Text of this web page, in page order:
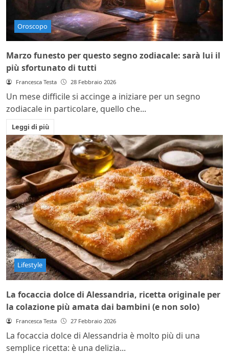
Oroscopo
Marzo funesto per questo segno zodiacale: sarà lui il
più sfortunato di tutti
Francesca Testa 28 Febbraio 2026
Un mese difficile si accinge a iniziare per un segno
zodiacale in particolare, quello che...
Leggi di più
Lifestyle
La focaccia dolce di Alessandria, ricetta originale per
la colazione più amata dai bambini (e non solo)
Francesca Testa 27 Febbraio 2026
La focaccia dolce di Alessandria è molto più di una
semplice ricetta: è una delizia...